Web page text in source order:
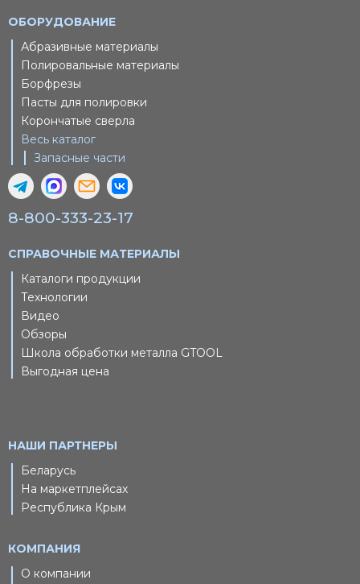
ОБОРУДОВАНИЕ
Абразивные материалы
Полировальные материалы
Борфрезы
Пасты для полировки
Корончатые сверла
Весь каталог
Запасные части
8-800-333-23-17
СПРАВОЧНЫЕ МАТЕРИАЛЫ
Каталоги продукции
Технологии
Видео
Обзоры
Школа обработки металла GTOOL
Выгодная цена
НАШИ ПАРТНЕРЫ
Беларусь
На маркетплейсах
Республика Крым
КОМПАНИЯ
О компании